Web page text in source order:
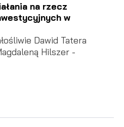
na rzecz
w
Dawid Tatera
Hilszer -